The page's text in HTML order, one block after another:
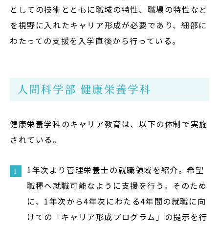
通信制 大学院
受験生の方
卒業生の方
大学院生の方・修了生の方
企業・病院の方
よくある質問
お知らせ
としての技術とともに職域の特性、職場の特性など
を視野に入れたキャリア形成が必要であり、細部に
わたっての支援を入学直後から行っている。
人間科学部 健康栄養学科
健康栄養学科のキャリア教育は、以下の体制で実施
されている。
1年次より管理栄養士の就職領域を紹介。希望
職種へ就職可能なように支援を行う。そのため
に、1年次から4年次にわたる4年間の就職に向
けての「キャリア形成プログラム」の提示を行